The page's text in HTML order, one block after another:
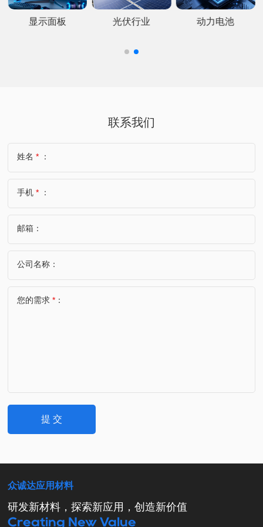
显示面板 光伏行业 动力电池
联系我们
姓名* ：
手机* ：
邮箱：
公司名称：
您的需求* ：
提 交
众诚达应用材料
研发新材料，探索新应用，创造新价值
Creating New Value